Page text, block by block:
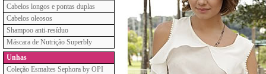
Cabelos longos e pontas duplas
Cabelos oleosos
Shampoo anti-resíduo
Máscara de Nutrição Superbly
Unhas
Coleção Esmaltes Sephora by OPI